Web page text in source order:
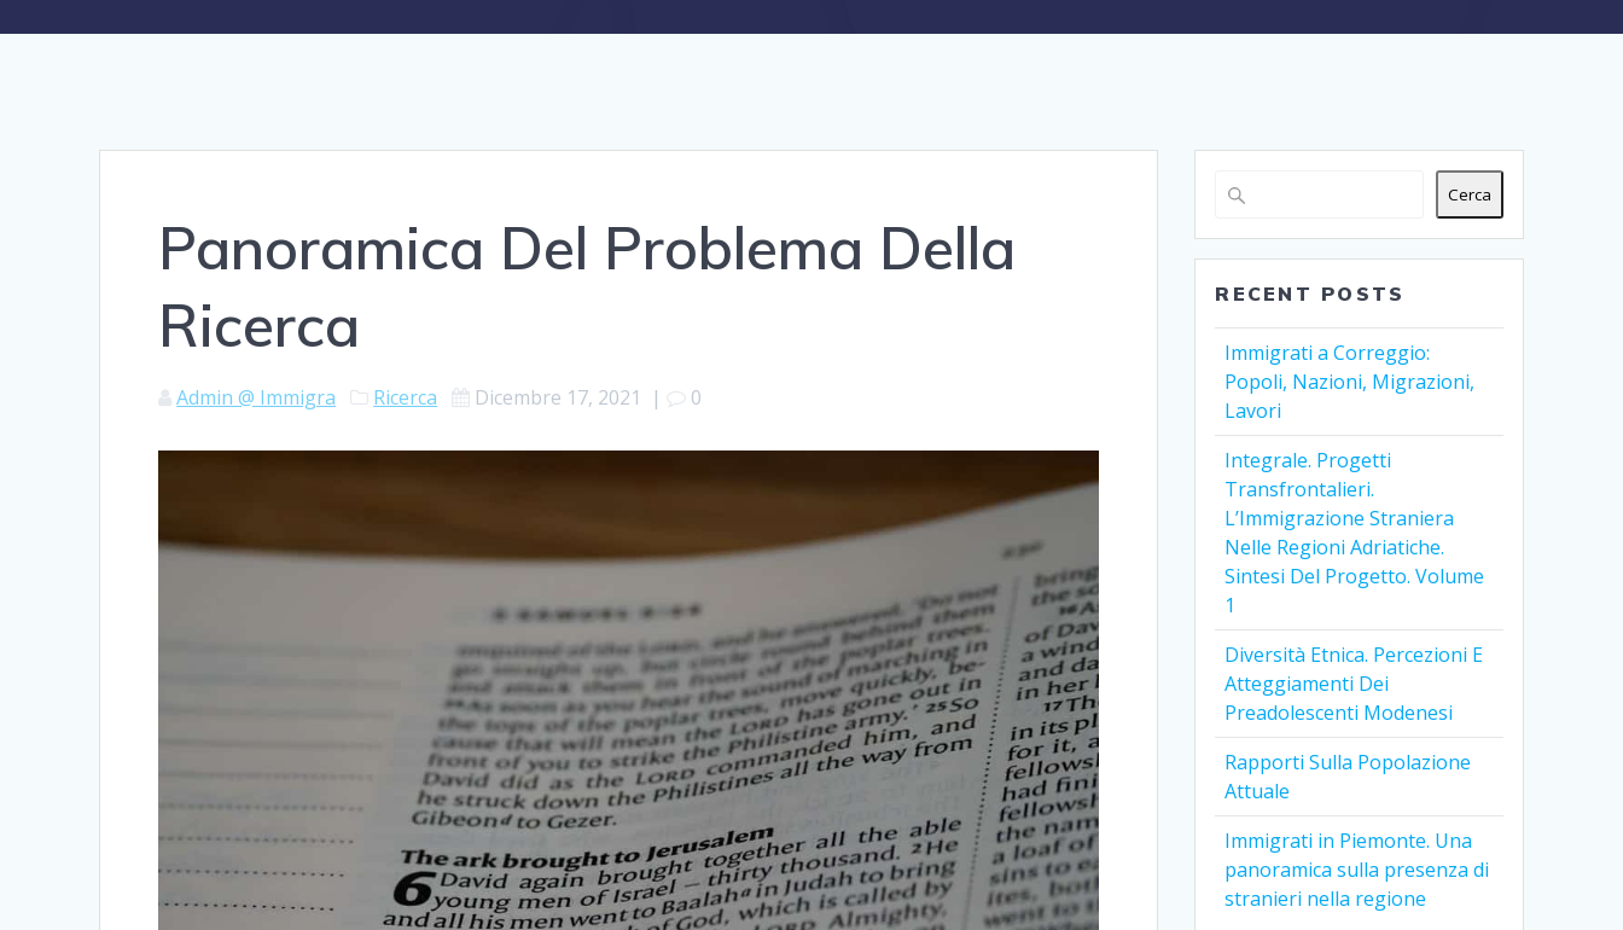
Panoramica Del Problema Della
Ricerca
Admin @ Immigra Ricerca Dicembre 17, 2021 | 0
Cerca
RECENT POSTS
Immigrati a Correggio:
Popoli, Nazioni, Migrazioni,
Lavori
Integrale. Progetti
Transfrontalieri.
L’Immigrazione Straniera
Nelle Regioni Adriatiche.
Sintesi Del Progetto. Volume
1
Diversità Etnica. Percezioni E
Atteggiamenti Dei
Preadolescenti Modenesi
Rapporti Sulla Popolazione
Attuale
Immigrati in Piemonte. Una
panoramica sulla presenza di
stranieri nella regione